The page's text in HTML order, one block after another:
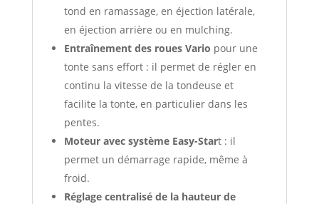
tond en ramassage, en éjection latérale,
en éjection arrière ou en mulching.
Entraînement des roues Vario pour une
tonte sans effort : il permet de régler en
continu la vitesse de la tondeuse et
facilite la tonte, en particulier dans les
pentes.
Moteur avec système Easy-Start : il
permet un démarrage rapide, même à
froid.
Réglage centralisé de la hauteur de